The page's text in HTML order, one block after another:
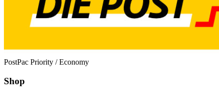
PostPac Priority / Economy
Shop